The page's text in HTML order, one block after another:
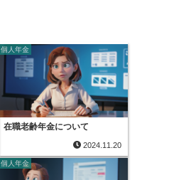
個人年金
在職老齢年金について
2024.11.20
個人年金